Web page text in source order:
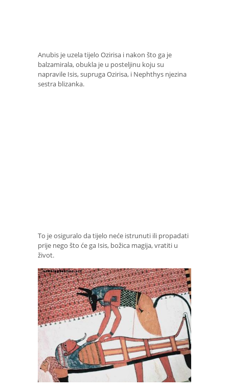
Anubis je uzela tijelo Ozirisa i nakon što ga je
balzamirala, obukla je u posteljinu koju su
napravile Isis, supruga Ozirisa, i Nephthys njezina
sestra blizanka.
To je osiguralo da tijelo neće istrunuti ili propadati
prije nego što će ga Isis, božica magija, vratiti u
život.